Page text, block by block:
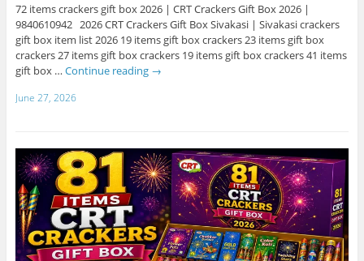
72 items crackers gift box 2026 | CRT Crackers Gift Box 2026 |
9840610942 2026 CRT Crackers Gift Box Sivakasi | Sivakasi crackers
gift box item list 2026 19 items gift box crackers 23 items gift box
crackers 27 items gift box crackers 19 items gift box crackers 41 items
gift box … Continue reading →
June 27, 2026